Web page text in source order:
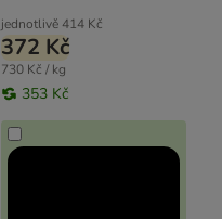
jednotlivě 414 Kč
372 Kč
730 Kč / kg
353 Kč